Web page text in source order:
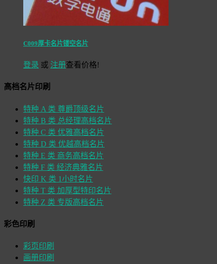
C009厚卡名片镂空名片
登录 或 注册查看价格!
高档名片印刷
特种 A 类 尊爵顶级名片
特种 B 类 总经理高档名片
特种 C 类 优雅高档名片
特种 D 类 优越高档名片
特种 E 类 商务高档名片
特种 F 类 经济典雅名片
快印 K 类 1小时名片
特种 T 类 加厚型特印名片
特种 Z 类 专版高档名片
彩色印刷
彩页印刷
画册印刷